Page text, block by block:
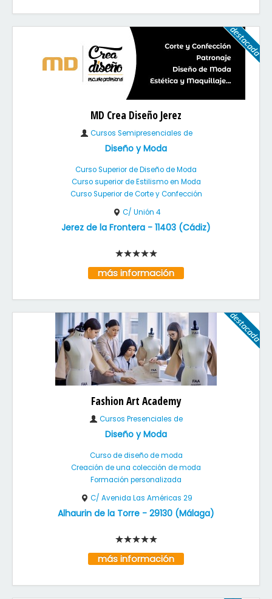
MD Crea Diseño Jerez
Cursos Semipresenciales de
Diseño y Moda
Curso Superior de Diseño de Moda
Curso superior de Estilismo en Moda
Curso Superior de Corte y Confección
C/ Unión 4
Jerez de la Frontera - 11403 (Cádiz)
más información
Fashion Art Academy
Cursos Presenciales de
Diseño y Moda
Curso de diseño de moda
Creación de una colección de moda
Formación personalizada
C/ Avenida Las Américas 29
Alhaurin de la Torre - 29130 (Málaga)
más información